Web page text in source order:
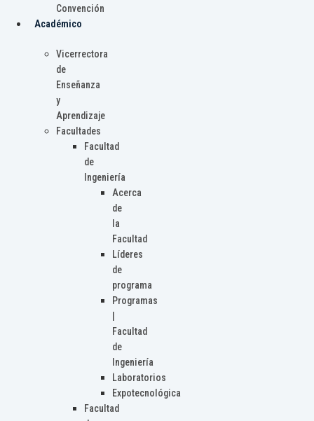
Convención
Académico
Vicerrectora
de
Enseñanza
y
Aprendizaje
Facultades
Facultad
de
Ingeniería
Acerca
de
la
Facultad
Líderes
de
programa
Programas
Facultad
de
Ingeniería
Laboratorios
Expotecnológica
Facultad